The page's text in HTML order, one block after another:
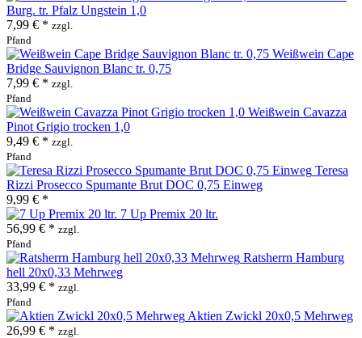
Burg. tr. Pfalz Ungstein 1,0
7,99 € * zzgl.
Pfand
Weißwein Cape
Bridge Sauvignon Blanc tr. 0,75
7,99 € * zzgl.
Pfand
Weißwein Cavazza
Pinot Grigio trocken 1,0
9,49 € * zzgl.
Pfand
Teresa
Rizzi Prosecco Spumante Brut DOC 0,75 Einweg
9,99 € *
7 Up Premix 20 ltr.
56,99 € * zzgl.
Pfand
Ratsherrn Hamburg
hell 20x0,33 Mehrweg
33,99 € * zzgl.
Pfand
Aktien Zwickl 20x0,5 Mehrweg
26,99 € * zzgl.